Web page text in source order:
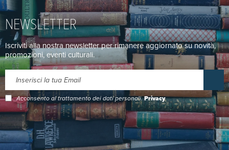
NEWSLETTER
Iscriviti alla nostra newsletter per rimanere aggiornato su novità,
promozioni, eventi culturali.
Acconsento al trattamento dei dati personali.Privacy